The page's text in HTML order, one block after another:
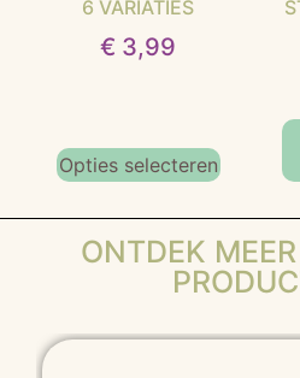
6 VARIATIES
€ 3,99
Opties selecteren
ONTDEK